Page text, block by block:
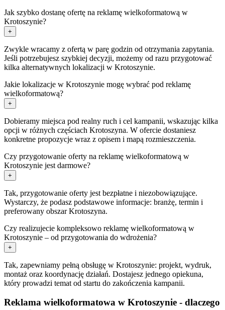
Jak szybko dostanę ofertę na reklamę wielkoformatową w
Krotoszynie?
+
Zwykle wracamy z ofertą w parę godzin od otrzymania zapytania.
Jeśli potrzebujesz szybkiej decyzji, możemy od razu przygotować
kilka alternatywnych lokalizacji w Krotoszynie.
Jakie lokalizacje w Krotoszynie mogę wybrać pod reklamę
wielkoformatową?
+
Dobieramy miejsca pod realny ruch i cel kampanii, wskazując kilka
opcji w różnych częściach Krotoszyna. W ofercie dostaniesz
konkretne propozycje wraz z opisem i mapą rozmieszczenia.
Czy przygotowanie oferty na reklamę wielkoformatową w
Krotoszynie jest darmowe?
+
Tak, przygotowanie oferty jest bezpłatne i niezobowiązujące.
Wystarczy, że podasz podstawowe informacje: branżę, termin i
preferowany obszar Krotoszyna.
Czy realizujecie kompleksowo reklamę wielkoformatową w
Krotoszynie – od przygotowania do wdrożenia?
+
Tak, zapewniamy pełną obsługę w Krotoszynie: projekt, wydruk,
montaż oraz koordynację działań. Dostajesz jednego opiekuna,
który prowadzi temat od startu do zakończenia kampanii.
Reklama wielkoformatowa w Krotoszynie - dlaczego